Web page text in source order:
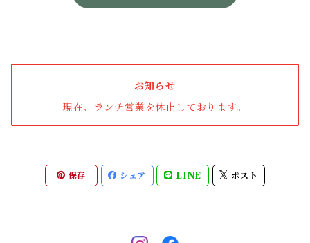
お知らせ
現在、ランチ営業を休止しております。
保存 シェア LINE ポスト